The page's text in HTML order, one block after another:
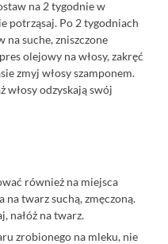
na 2 tygodnie w
potrząsaj. Po 2 tygodniach
na suche, zniszczone
olejowy na włosy, zakręć
zmyj włosy szamponem.
włosy odzyskają swój
również na miejsca
na twarz suchą, zmęczoną.
nałóż na twarz.
zrobionego na mleku, nie